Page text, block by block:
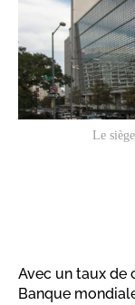
Le
Avec un taux de
Banque